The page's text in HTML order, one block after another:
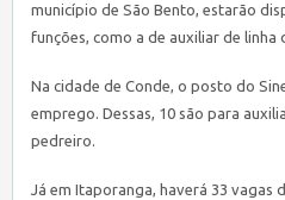
município de São Bento, estarão
funções, como a de auxiliar de linha
Na cidade de Conde, o posto do
emprego. Dessas, 10 são para
pedreiro.
Já em Itaporanga, haverá 33 vagas